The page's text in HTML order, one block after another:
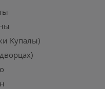
Купалы)